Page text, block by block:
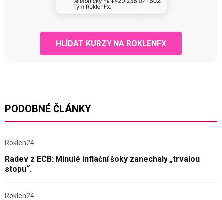
HLÍDAT KURZY NA ROKLENFX
PODOBNÉ ČLÁNKY
Roklen24
Radev z ECB: Minulé inflační šoky zanechaly „trvalou
stopu“.
Roklen24